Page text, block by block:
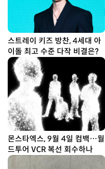
스트레이 키즈 방찬, 4세대 아
이돌 최고 수준 다작 비결은?
몬스타엑스, 9월 4일 컴백…월
드투어 VCR 복선 회수하나